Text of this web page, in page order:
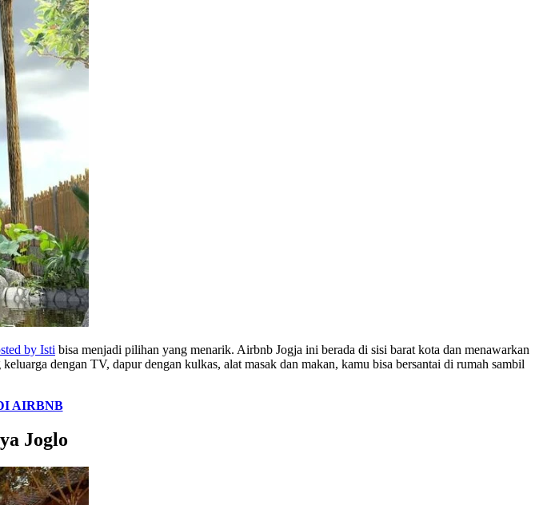
by Isti bisa menjadi pilihan yang menarik. Airbnb Jogja ini berada di sisi barat kota dan menawarkan
dengan TV, dapur dengan kulkas, alat masak dan makan, kamu bisa bersantai di rumah sambil
AIRBNB
Joglo